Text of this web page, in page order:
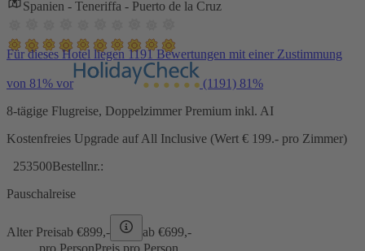
Spanien - Teneriffa - Puerto de la Cruz
Für dieses Hotel liegen 1191 Bewertungen mit einer Zustimmung
von 81% vor (1191) 81%
8-tägige Flugreise, Doppelzimmer Premium inkl. AI
Kostenfreies Upgrade auf All Inclusive (Wert € 199.- pro Zimmer)
253500Bestellnr.:
Pauschalreise
Alter Preisab €899,- ab €699,-
pro PersonPreis pro Person